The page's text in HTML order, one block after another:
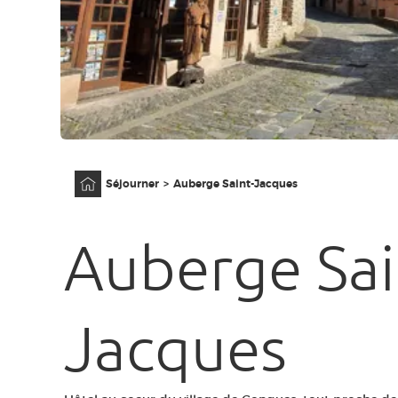
Séjourner Auberge Saint-Jacques
Auberge
Jacques